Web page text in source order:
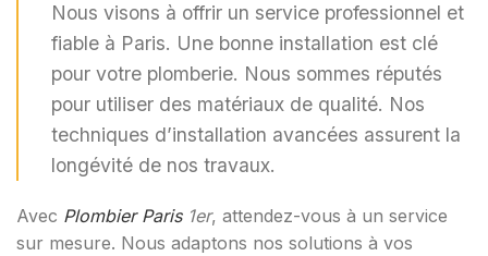
Nous visons à offrir un service professionnel et
fiable à Paris. Une bonne installation est clé
pour votre plomberie. Nous sommes réputés
pour utiliser des matériaux de qualité. Nos
techniques d’installation avancées assurent la
longévité de nos travaux.
Avec Plombier Paris1er, attendez-vous à un service
sur mesure. Nous adaptons nos solutions à vos